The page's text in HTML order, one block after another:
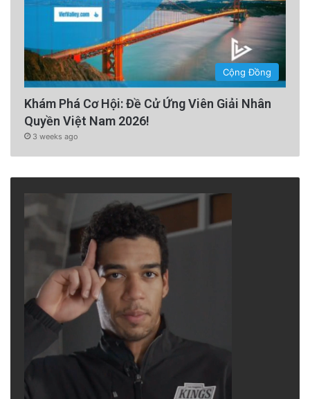
Cộng Đồng
Khám Phá Cơ Hội: Đề Cử Ứng Viên Giải Nhân
Quyền Việt Nam 2026!
3 weeks ago